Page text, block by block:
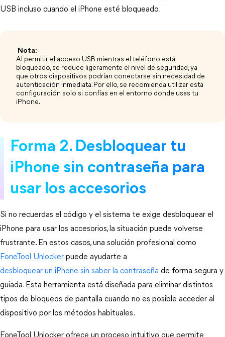
USB incluso cuando el iPhone esté bloqueado.
​ Nota:
Al permitir el acceso USB mientras el teléfono está
bloqueado, se reduce ligeramente el nivel de seguridad, ya
que otros dispositivos podrían conectarse sin necesidad de
autenticación inmediata. Por ello, se recomienda utilizar esta
configuración solo si confías en el entorno donde usas tu
iPhone.
Forma 2. Desbloquear tu
iPhone sin contraseña para
usar los accesorios
Si no recuerdas el código y el sistema te exige desbloquear el
iPhone para usar los accesorios, la situación puede volverse
frustrante. En estos casos, una solución profesional como
FoneTool Unlocker puede ayudarte a
desbloquear un iPhone sin saber la contraseña de forma segura y
guiada. Esta herramienta está diseñada para eliminar distintos
tipos de bloqueos de pantalla cuando no es posible acceder al
dispositivo por los métodos habituales.